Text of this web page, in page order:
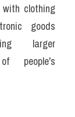
with clothing
goods
larger
people's